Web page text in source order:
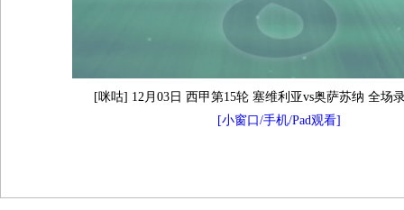
[咪咕] 12月03日 西甲第15轮 塞维利亚vs奥萨苏纳 全场
[小窗口/手机/Pad观看]